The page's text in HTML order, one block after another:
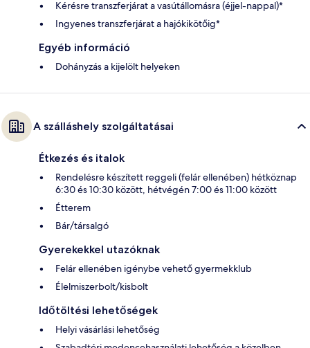
Kérésre transzferjárat a vasútállomásra (éjjel-nappal)*
Ingyenes transzferjárat a hajókikötőig*
Egyéb információ
Dohányzás a kijelölt helyeken
A szálláshely szolgáltatásai
Étkezés és italok
Rendelésre készített reggeli (felár ellenében) hétköznap
6:30 és 10:30 között, hétvégén 7:00 és 11:00 között
Étterem
Bár/társalgó
Gyerekekkel utazóknak
Felár ellenében igénybe vehető gyermekklub
Élelmiszerbolt/kisbolt
Időtöltési lehetőségek
Helyi vásárlási lehetőség